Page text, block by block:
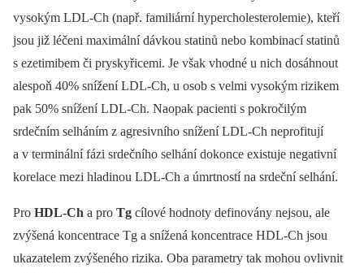
vysokým LDL-Ch (např. familiární hypercholesterolemie), kteří
jsou již léčeni maximální dávkou statinů nebo kombinací statinů
s ezetimibem či pryskyřicemi. Je však vhodné u nich dosáhnout
alespoň 40% snížení LDL-Ch, u osob s velmi vysokým rizikem
pak 50% snížení LDL-Ch. Naopak pacienti s pokročilým
srdečním selháním z agresivního snížení LDL-Ch neprofitují
a v terminální fázi srdečního selhání dokonce existuje negativní
korelace mezi hladinou LDL-Ch a úmrtností na srdeční selhání.
Pro HDL-Ch a pro Tg cílové hodnoty definovány nejsou, ale
zvýšená koncentrace Tg a snížená koncentrace HDL-Ch jsou
ukazatelem zvýšeného rizika. Oba parametry tak mohou ovlivnit